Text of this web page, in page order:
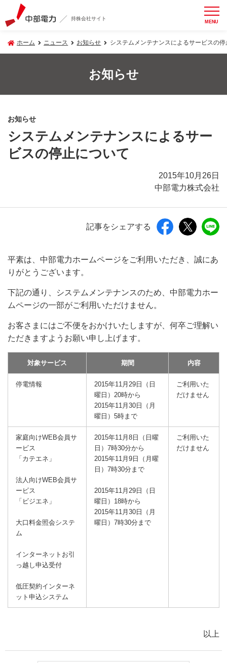
持株会社サイト MENU
ホーム ニュース お知らせ システムメンテナンスによるサービスの
お知らせ
お知らせ
システムメンテナンスによるサー
ビスの停止について
2015年10月26日
中部電力株式会社
記事をシェアする
平素は、中部電力ホームページをご利用いただき、誠にあ
りがとうございます。
下記の通り、システムメンテナンスのため、中部電力ホー
ムページの一部がご利用いただけません。
お客さまにはご不便をおかけいたしますが、何卒ご理解い
ただきますようお願い申し上げます。
対象サービス 期間 内容
停電情報
2015年11月29日（日
曜日）20時から
2015年11月30日（月
曜日）5時まで
ご利用いた
だけません
家庭向けWEB会員サ
ービス
「カテエネ」
法人向けWEB会員サ
ービス
「ビジエネ」
大口料金照会システ
ム
インターネットお引
っ越し申込受付
低圧契約インターネ
ット申込システム
2015年11月8日（日曜
日）7時30分から
2015年11月9日（月曜
日）7時30分まで
2015年11月29日（日
曜日）18時から
2015年11月30日（月
曜日）7時30分まで
ご利用いた
だけません
以上